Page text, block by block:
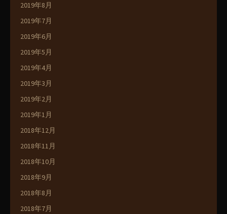
2019年8月
2019年7月
2019年6月
2019年5月
2019年4月
2019年3月
2019年2月
2019年1月
2018年12月
2018年11月
2018年10月
2018年9月
2018年8月
2018年7月